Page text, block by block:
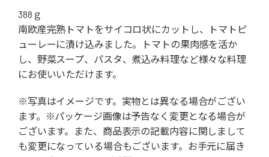
388ｇ
南欧産完熟トマトをサイコロ状にカットし、トマトピ
ューレーに漬け込みました。トマトの果肉感を活か
し、野菜スープ、パスタ、煮込み料理など様々な料理
にお使いいただけます。
※写真はイメージです。実物とは異なる場合がござい
ます。※パッケージ画像は予告なく変更となる場合が
ございます。また、商品表示の記載内容に関しまして
も変更になっている場合もございます。お手元に届き